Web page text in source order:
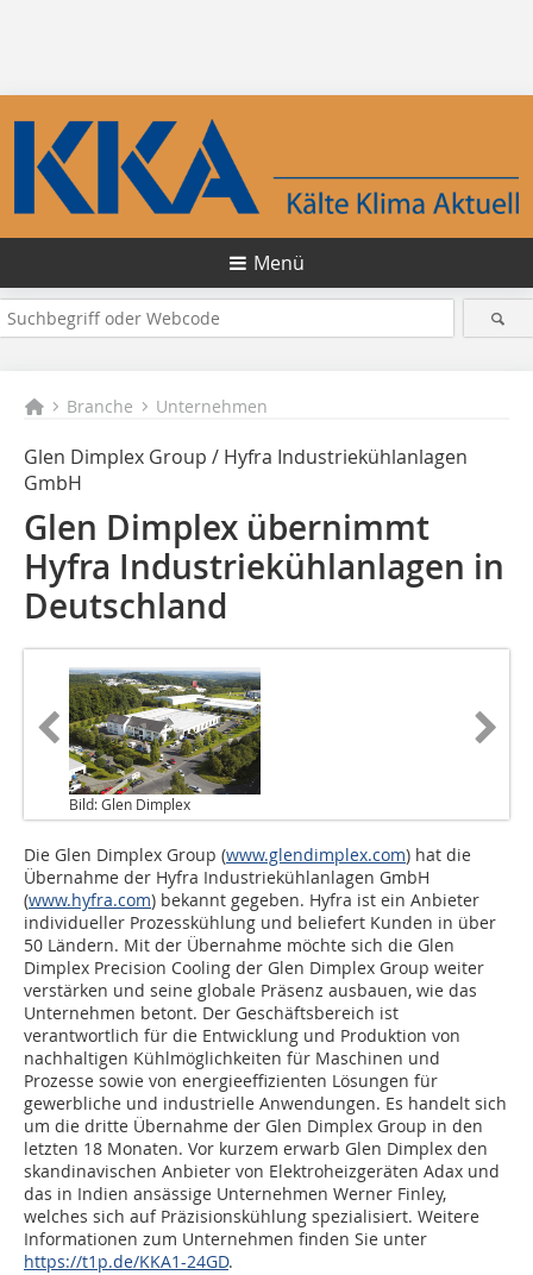
Menü
Branche Unternehmen
Glen Dimplex Group / Hyfra Industriekühlanlagen
GmbH
Glen Dimplex übernimmt
Hyfra Industriekühlanlagen in
Deutschland
Bild: Glen Dimplex
Die Glen Dimplex Group (www.glendimplex.com) hat die
Übernahme der Hyfra Industriekühlanlagen GmbH
(www.hyfra.com) bekannt gegeben. Hyfra ist ein Anbieter
individueller Prozesskühlung und beliefert Kunden in über
50 Ländern. Mit der Übernahme möchte sich die Glen
Dimplex Precision Cooling der Glen Dimplex Group weiter
verstärken und seine globale Präsenz ausbauen, wie das
Unternehmen betont. Der Geschäftsbereich ist
verantwortlich für die Entwicklung und Produktion von
nachhaltigen Kühlmöglichkeiten für Maschinen und
Prozesse sowie von energieeffizienten Lösungen für
gewerbliche und industrielle Anwendungen. Es handelt sich
um die dritte Übernahme der Glen Dimplex Group in den
letzten 18 Monaten. Vor kurzem erwarb Glen Dimplex den
skandinavischen Anbieter von Elektroheizgeräten Adax und
das in Indien ansässige Unternehmen Werner Finley,
welches sich auf Präzisionskühlung spezialisiert. Weitere
Informationen zum Unternehmen finden Sie unter
https://t1p.de/KKA1-24GD.